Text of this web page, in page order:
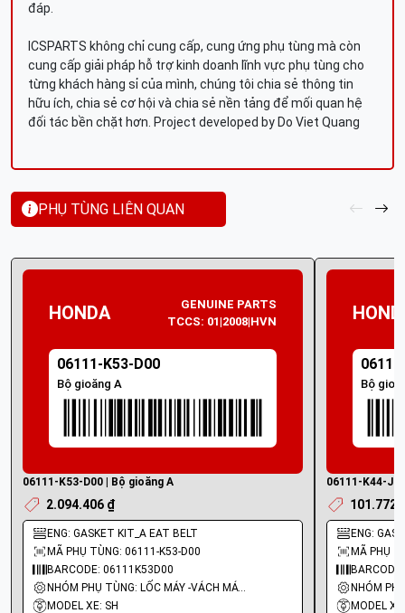
đáp.
ICSPARTS không chỉ cung cấp, cung ứng phụ tùng mà còn
cung cấp giải pháp hỗ trợ kinh doanh lĩnh vực phụ tùng cho
từng khách hàng sỉ của mình, chúng tôi chia sẻ thông tin
hữu ích, chia sẻ cơ hội và chia sẻ nền tảng để mối quan hệ
đối tác bền chặt hơn. Project developed by Do Viet Quang
PHỤ TÙNG LIÊN QUAN
HONDA
GENUINE PARTS
TCCS: 01|2008|HVN
06111-K53-D00
Bộ gioăng A
06111-K53-D00 | Bộ gioăng A
2.094.406 ₫
ENG: GASKET KIT_A EAT BELT
MÃ PHỤ TÙNG: 06111-K53-D00
BARCODE: 06111K53D00
NHÓM PHỤ TÙNG: LỐC MÁY -VÁCH MÁY - GIOĂNG MÁY
MODEL XE: SH
Bộ
06111-K44-
101.772
ENG:
MÃ PHỤ
MODEL